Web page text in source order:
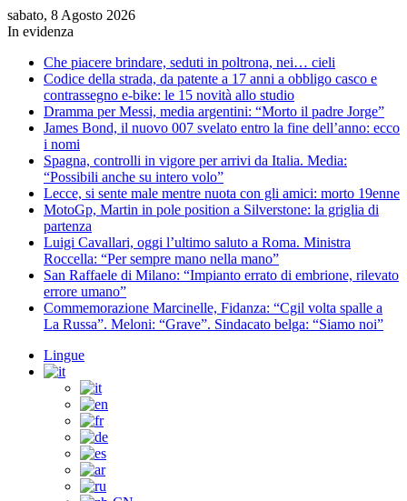
sabato, 8 Agosto 2026
In evidenza
Che piacere brindare, seduti in poltrona, nei… cieli
Codice della strada, da patente a 17 anni a obbligo casco e
contrassegno e-bike: le 15 novità allo studio
Dramma per Messi, media argentini: “Morto il padre Jorge”
James Bond, il nuovo 007 svelato entro la fine dell’anno: ecco
i nomi
Spagna, controlli in vigore per arrivi da Italia. Media:
“Possibili anche su intero volo”
Lecce, si sente male mentre nuota con gli amici: morto 19enne
MotoGp, Martin in pole position a Silverstone: la griglia di
partenza
Luigi Cavallari, oggi l’ultimo saluto a Roma. Ministra
Roccella: “Per sempre mano nella mano”
San Raffaele di Milano: “Impianto errato di embrione, rilevato
errore umano”
Commemorazione Marcinelle, Fidanza: “Cgil volta spalle a
La Russa”. Meloni: “Grave”. Sindacato belga: “Siamo noi”
Lingue